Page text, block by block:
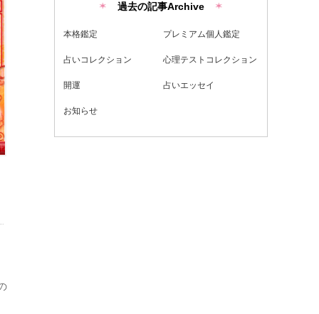
過去の記事Archive
本格鑑定 プレミアム個人鑑定
占いコレクション 心理テストコレクション
開運 占いエッセイ
お知らせ